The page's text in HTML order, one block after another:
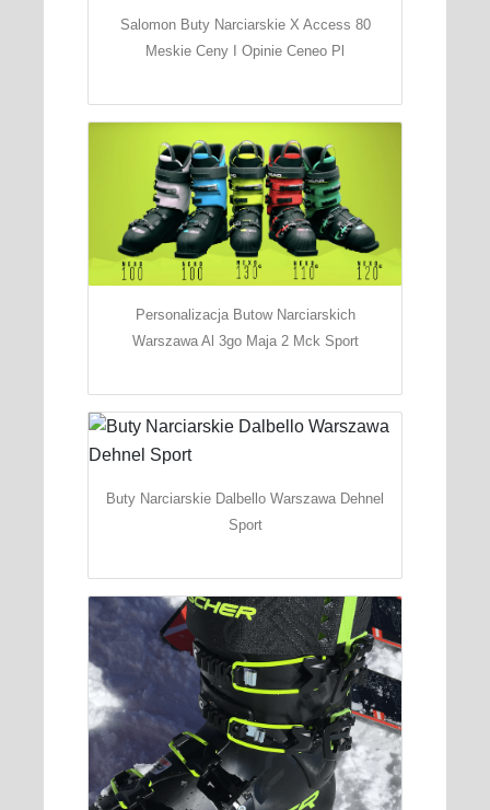
Salomon Buty Narciarskie X Access 80
Meskie Ceny I Opinie Ceneo Pl
Personalizacja Butow Narciarskich
Warszawa Al 3go Maja 2 Mck Sport
Buty Narciarskie Dalbello Warszawa Dehnel
Sport